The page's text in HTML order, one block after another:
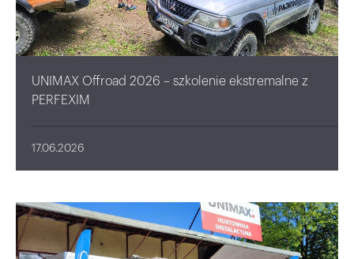
UNIMAX Offroad 2026 – szkolenie ekstremalne z
PERFEXIM
17.06.2026